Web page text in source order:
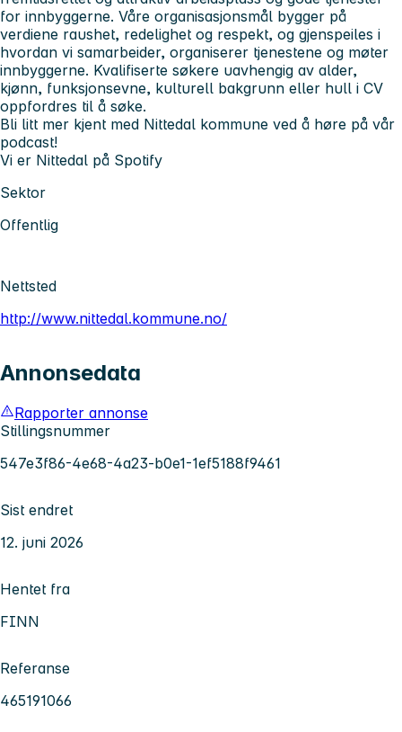
for innbyggerne. Våre organisasjonsmål bygger på
verdiene raushet, redelighet og respekt, og gjenspeiles i
hvordan vi samarbeider, organiserer tjenestene og møter
innbyggerne. Kvalifiserte søkere uavhengig av alder,
kjønn, funksjonsevne, kulturell bakgrunn eller hull i CV
oppfordres til å søke.
Bli litt mer kjent med Nittedal kommune ved å høre på vår
podcast!
Vi er Nittedal på Spotify
Sektor
Offentlig
Nettsted
http://www.nittedal.kommune.no/
Annonsedata
Rapporter annonse
Stillingsnummer
547e3f86-4e68-4a23-b0e1-1ef5188f9461
Sist endret
12. juni 2026
Hentet fra
FINN
Referanse
465191066